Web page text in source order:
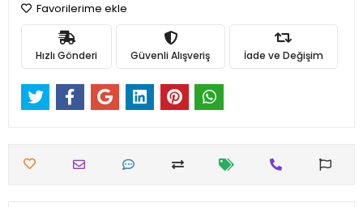
Favorilerime ekle
Hızlı Gönderi Güvenli Alışveriş İade ve Değişim